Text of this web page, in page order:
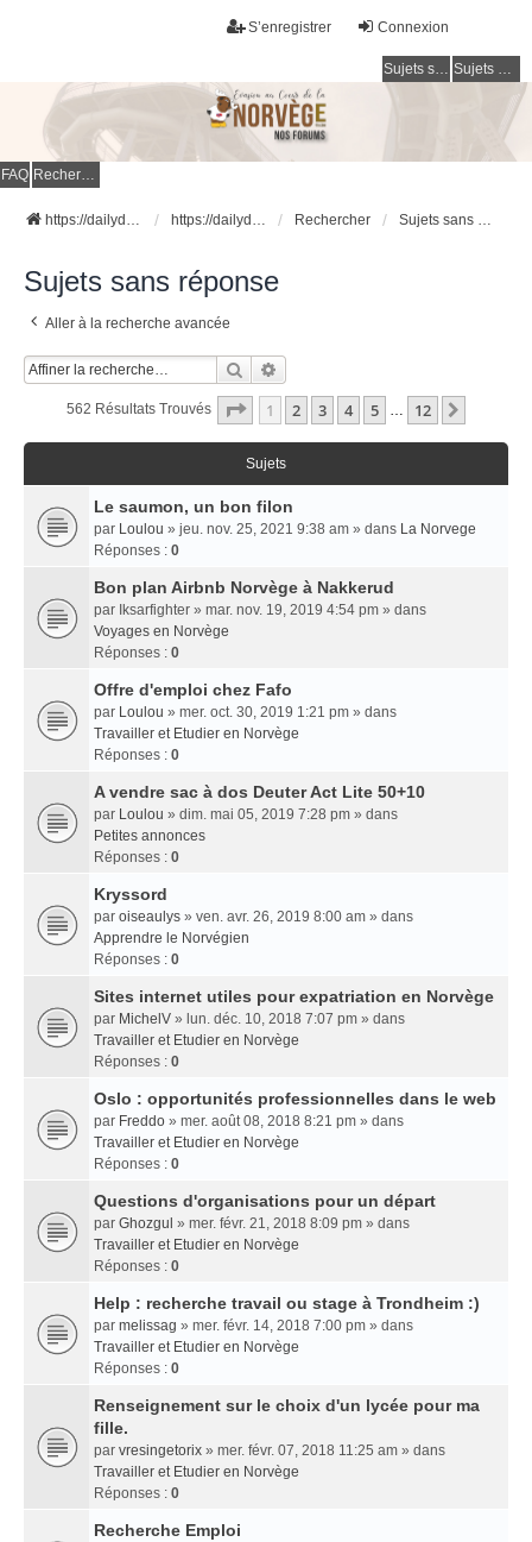
Connexion
S’enregistrer
Sujets sans réponse Sujets actifs
FAQ Rechercher
https://dailydigesthub.com https://dailydigesthub.com Rechercher Sujets sans réponse
Sujets sans réponse
Aller à la recherche avancée
Rechercher
562 Résultats Trouvés Page 1Sur
1 2 3 4 5 … 12
Sujets
Le saumon, un bon filon
par Loulou » jeu. nov. 25, 2021 9:38 am » dans La Norvege
Réponses : 0
Bon plan Airbnb Norvège à Nakkerud
par Iksarfighter » mar. nov. 19, 2019 4:54 pm » dans
Voyages en Norvège
Réponses : 0
Offre d'emploi chez Fafo
par Loulou » mer. oct. 30, 2019 1:21 pm » dans
Travailler et Etudier en Norvège
Réponses : 0
A vendre sac à dos Deuter Act Lite 50+10
par Loulou » dim. mai 05, 2019 7:28 pm » dans
Petites annonces
Réponses : 0
Kryssord
par oiseaulys » ven. avr. 26, 2019 8:00 am » dans
Apprendre le Norvégien
Réponses : 0
Sites internet utiles pour expatriation en Norvège
par MichelV » lun. déc. 10, 2018 7:07 pm » dans
Travailler et Etudier en Norvège
Réponses : 0
Oslo : opportunités professionnelles dans le web
par Freddo » mer. août 08, 2018 8:21 pm » dans
Travailler et Etudier en Norvège
Réponses : 0
Questions d'organisations pour un départ
par Ghozgul » mer. févr. 21, 2018 8:09 pm » dans
Travailler et Etudier en Norvège
Réponses : 0
Help : recherche travail ou stage à Trondheim :)
par melissag » mer. févr. 14, 2018 7:00 pm » dans
Travailler et Etudier en Norvège
Réponses : 0
Renseignement sur le choix d'un lycée pour ma
fille.
par vresingetorix » mer. févr. 07, 2018 11:25 am » dans
Travailler et Etudier en Norvège
Réponses : 0
Recherche Emploi